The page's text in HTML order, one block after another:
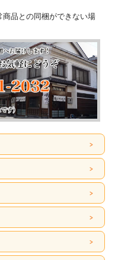
品との同梱ができない場